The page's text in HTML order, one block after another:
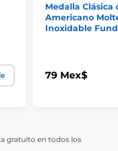
Medalla Clásica
Americano
Inoxidable
79 Mex$
gratuito en todos los